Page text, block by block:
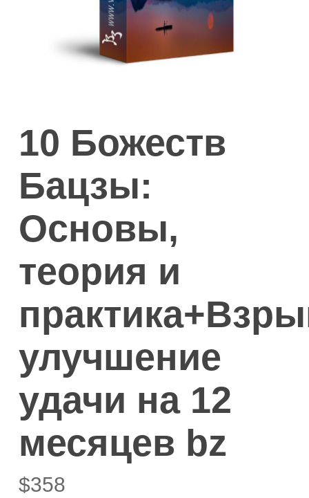
10 Божеств
Бацзы:
Основы,
теория и
улучшение
удачи на 12
месяцев bz
$358